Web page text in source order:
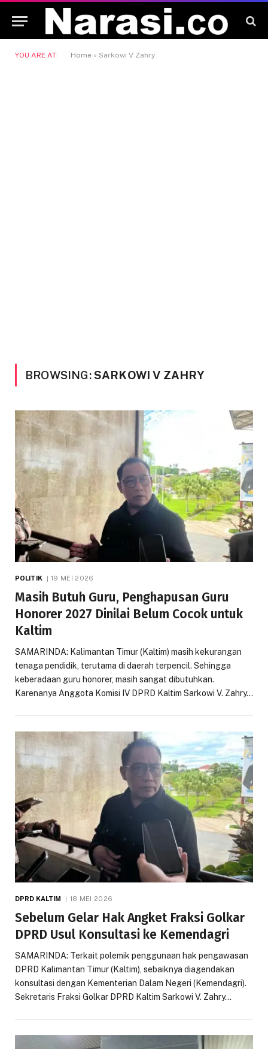
YOU ARE AT: Home » Sarkowi V Zahry
BROWSING:SARKOWI V ZAHRY
POLITIK 19 MEI 2026
Masih Butuh Guru, Penghapusan Guru
Honorer 2027 Dinilai Belum Cocok untuk
Kaltim
SAMARINDA: Kalimantan Timur (Kaltim) masih kekurangan
tenaga pendidik, terutama di daerah terpencil. Sehingga
keberadaan guru honorer, masih sangat dibutuhkan.
Karenanya Anggota Komisi IV DPRD Kaltim Sarkowi V. Zahry…
DPRD KALTIM 18 MEI 2026
Sebelum Gelar Hak Angket Fraksi Golkar
DPRD Usul Konsultasi ke Kemendagri
SAMARINDA: Terkait polemik penggunaan hak pengawasan
DPRD Kalimantan Timur (Kaltim), sebaiknya diagendakan
konsultasi dengan Kementerian Dalam Negeri (Kemendagri).
Sekretaris Fraksi Golkar DPRD Kaltim Sarkowi V. Zahry…